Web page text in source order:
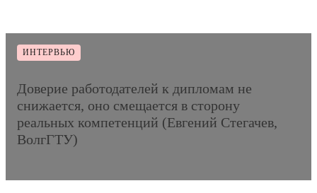
ИНТЕРВЬЮ
Доверие работодателей к дипломам не
снижается, оно смещается в сторону
реальных компетенций (Евгений Стегачев,
ВолгГТУ)